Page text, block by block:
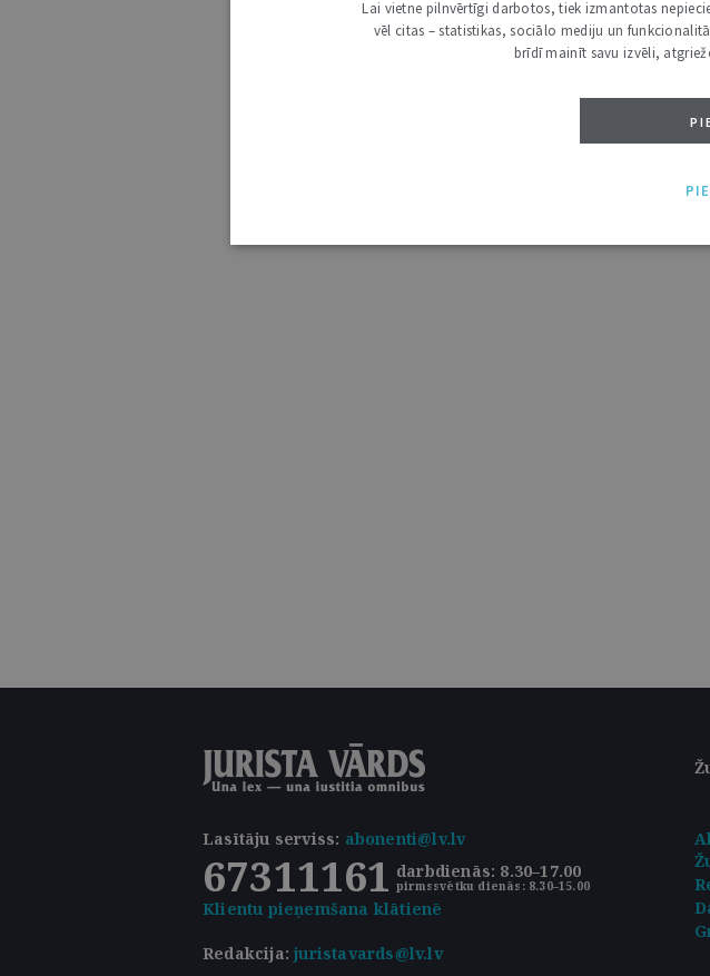
Lasītāju serviss: abonenti@lv.lv
67311161 darbdienās: 8.30–17.00
pirmssvētku dienās: 8.30–15.00
Klientu pieņemšana klātienē
Redakcija:juristavards@lv.lv
Lai vietne pilnvērtīgi darbotos, tiek izmantotas
vēl citas – statistikas, sociālo mediju un
brīdī mainīt savu izvēli,